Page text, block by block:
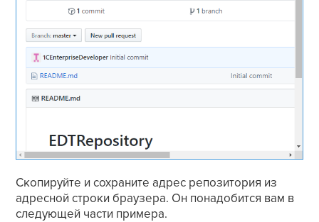
Скопируйте и сохраните адрес репозитория из
адресной строки браузера. Он понадобится вам в
следующей части примера.